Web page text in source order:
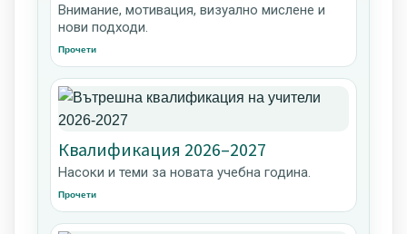
Внимание, мотивация, визуално мислене и
нови подходи.
Прочети
Квалификация 2026–2027
Насоки и теми за новата учебна година.
Прочети